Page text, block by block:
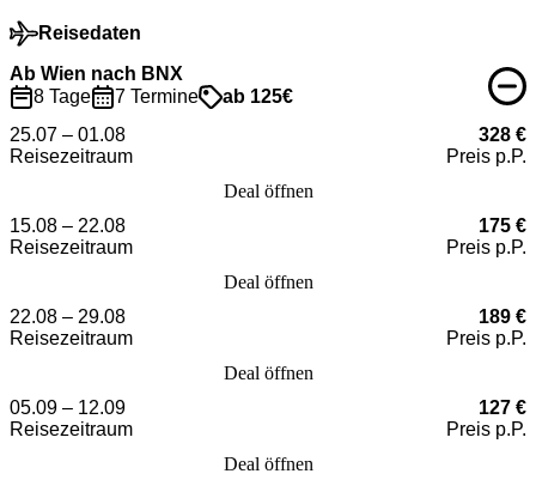
Reisedaten
Ab Wien nach BNX
8 Tage
7 Termine
ab 125€
25.07 – 01.08
Reisezeitraum
328 €
Preis p.P.
Deal öffnen
15.08 – 22.08
Reisezeitraum
175 €
Preis p.P.
Deal öffnen
22.08 – 29.08
Reisezeitraum
189 €
Preis p.P.
Deal öffnen
05.09 – 12.09
Reisezeitraum
127 €
Preis p.P.
Deal öffnen